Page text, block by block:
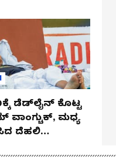
ಡೆಡ್‌ಲೈನ್ ಕೊಟ್ಟ
ಮಧ್ಯ
ದೆಹಲಿ